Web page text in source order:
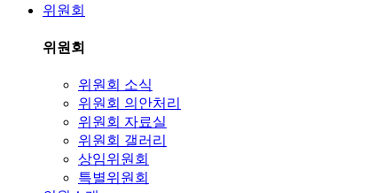
위원회
위원회
위원회 소식
위원회 의안처리
위원회 자료실
위원회 갤러리
상임위원회
특별위원회